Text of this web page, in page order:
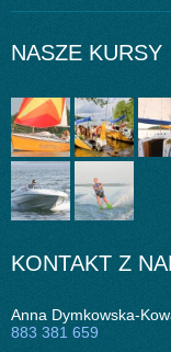
NASZE KURSY
KONTAKT Z
Anna Dymkowska-
883 381 659